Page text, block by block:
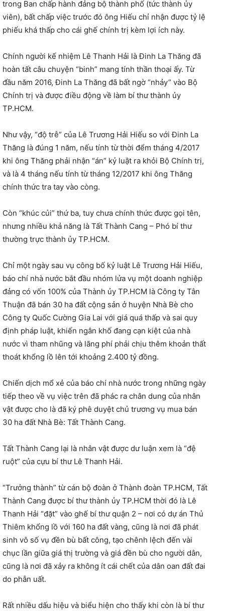
trong Ban chấp hành đảng bộ thành phố (tức thành ủy
viên), bất chấp việc trước đó ông Hiếu chỉ nhận được tỷ lệ
phiếu khá thấp cho cái ghế chính trị kèm lợi ích này.
Chính người kế nhiệm Lê Thanh Hải là Đinh La Thăng đã
hoàn tất câu chuyện “binh” mang tính thần thoại ấy. Từ
đầu năm 2016, Đinh La Thăng đã bất ngờ “nhảy” vào Bộ
Chính trị và được điều động về làm bí thư thành ủy
TP.HCM.
Như vậy, “độ trễ” của Lê Trương Hải Hiếu so với Đinh La
Thăng là đúng 1 năm, nếu tính từ thời đểm tháng 4/2017
khi ông Thăng phải nhận “án” kỷ luật ra khỏi Bộ Chính trị,
và là 4 tháng nếu tính từ tháng 12/2017 khi ông Thăng
chính thức tra tay vào còng.
Còn “khúc củi” thứ ba, tuy chưa chính thức được gọi tên,
nhưng nhiều khả năng là Tất Thành Cang – Phó bí thư
thường trực thành ủy TP.HCM.
Chỉ một ngày sau vụ công bố kỷ luật Lê Trương Hải Hiếu,
báo chí nhà nước bắt đầu nhóm lửa vụ một doanh nghiệp
đảng có vốn 100% của Thành ủy TP.HCM là Công ty Tân
Thuận đã bán 30 ha đất cộng sản ở huyện Nhà Bè cho
Công ty Quốc Cường Gia Lai với giá quá thấp và sai quy
định pháp luật, khiến ngân khố đang cạn kiệt của nhà
nước vì tham nhũng và lãng phí phải chịu thêm khoản thất
thoát khổng lồ lên tới khoảng 2.400 tỷ đồng.
Chiến dịch mổ xẻ của báo chí nhà nước trong những ngày
tiếp theo về vụ việc trên đã phác ra chân dung của nhân
vật được cho là đã ký phê duyệt chủ trương vụ mua bán
30 ha đất Nhà Bè: Tất Thành Cang.
Tất Thành Cang lại là nhân vật được dư luận xem là “đệ
ruột” của cựu bí thư Lê Thanh Hải.
“Trưởng thành” từ cán bộ đoàn ở Thành đoàn TP.HCM, Tất
Thành Cang được bí thư thành ủy TP.HCM thời đó là Lê
Thanh Hải “đặt” vào ghế bí thư quận 2 – nơi có dự án Thủ
Thiêm khổng lồ với 160 ha đất vàng, cũng là nơi đã phát
sinh vô số vụ đền bù bất công, tạo chênh lệch đến vài
chục lần giữa giá thị trường và giá đền bù cho người dân,
cũng là nơi đã xảy ra không ít cái chết của dân oan đất đai
do phẫn uất.
Rất nhiều dấu hiệu và biểu hiện cho thấy khi còn là bí thư